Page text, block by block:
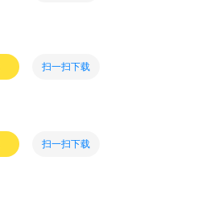
扫一扫下载
扫一扫下载